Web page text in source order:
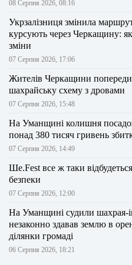
08 Серпня 2026, 08:16
Укрзалізниця змінила
курсують через Черкащину:
зміни
07 Серпня 2026, 17:06
Жителів Черкащини
шахрайську схему з дровами
07 Серпня 2026, 15:48
На Уманщині колишня
понад 380 тисяч гривень
07 Серпня 2026, 14:49
Ше.Fest все ж таки
безпеки
07 Серпня 2026, 12:00
На Уманщині судили шахрая-
незаконно здавав землю в
ділянки громаді
06 Серпня 2026, 18:21